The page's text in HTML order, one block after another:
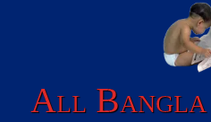
All Bangla